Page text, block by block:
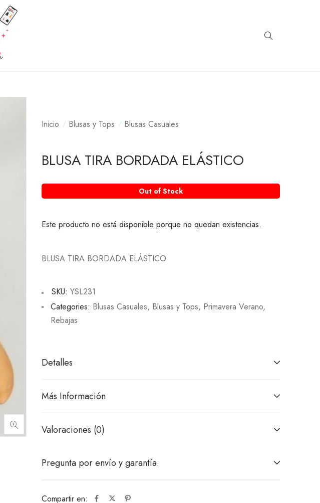
Inicio Blusas y Tops Blusas Casuales
BLUSA TIRA BORDADA ELÁSTICO
Out of Stock
Este producto no está disponible porque no quedan existencias.
BLUSA TIRA BORDADA ELÁSTICO
Compartir en:
SKU: YSL231
Categories: Blusas Casuales, Blusas y Tops, Primavera Verano,
Rebajas
Detalles
Más Información
Valoraciones (0)
Pregunta por envío y garantía.